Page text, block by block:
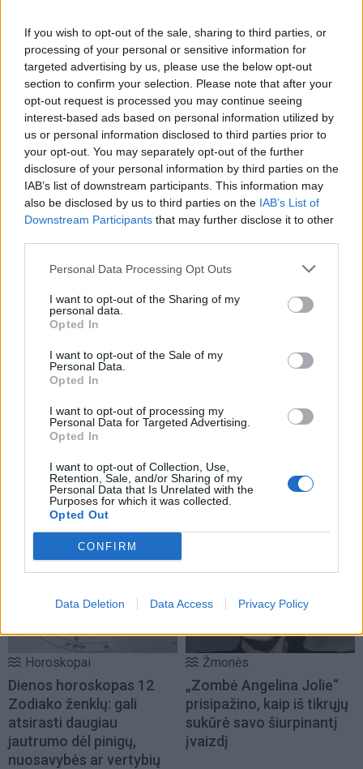
If you wish to opt-out of the sale, sharing to third parties, or
processing of your personal or sensitive information for
targeted advertising by us, please use the below opt-out
section to confirm your selection. Please note that after your
opt-out request is processed you may continue seeing
interest-based ads based on personal information utilized by
us or personal information disclosed to third parties prior to
your opt-out. You may separately opt-out of the further
disclosure of your personal information by third parties on the
IAB’s list of downstream participants. This information may
also be disclosed by us to third parties on the IAB’s List of
Downstream Participants that may further disclose it to other
Personal Data Processing Opt Outs
I want to opt-out of the Sharing of my
personal data.
Opted In
I want to opt-out of the Sale of my
Personal Data.
Opted In
I want to opt-out of processing my
Personal Data for Targeted Advertising.
Opted In
I want to opt-out of Collection, Use,
Retention, Sale, and/or Sharing of my
Personal Data that Is Unrelated with the
Purposes for which it was collected.
Opted Out
CONFIRM
Data Deletion Data Access Privacy Policy
Pasaulis
Trumpas sureagavo į
Zelenskio prašymą
suteikti papildomą karinę
Pasaulis
Kaip Rusijos balistinės
raketos naudojasi
Ukrainos oro gynybos
NAUJI
Horoskopai
Dienos horoskopas 12
Zodiako ženklų: gali
atsirasti daugiau
jautrumo dėl pinigų,
nuosavybės ar vertybių
Žmonės
„Zombė Angelina Jolie“
prisipažino, kaip iš tikrųjų
sukūrė savo šiurpinantį
įvaizdį